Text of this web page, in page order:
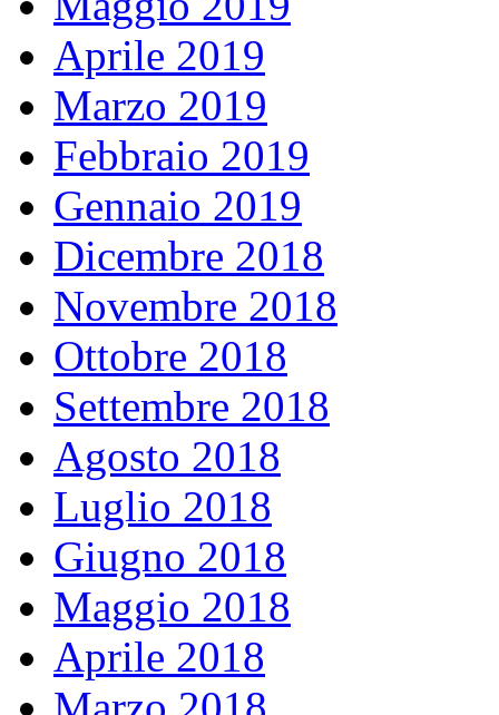
Aprile 2019
Marzo 2019
Febbraio 2019
Gennaio 2019
Dicembre 2018
Novembre 2018
Ottobre 2018
Settembre 2018
Agosto 2018
Luglio 2018
Giugno 2018
Maggio 2018
Aprile 2018